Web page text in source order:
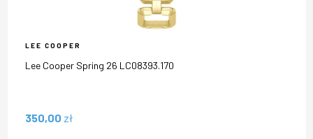
LEE COOPER
Lee Cooper Spring 26 LC08393.170
350,00 zł